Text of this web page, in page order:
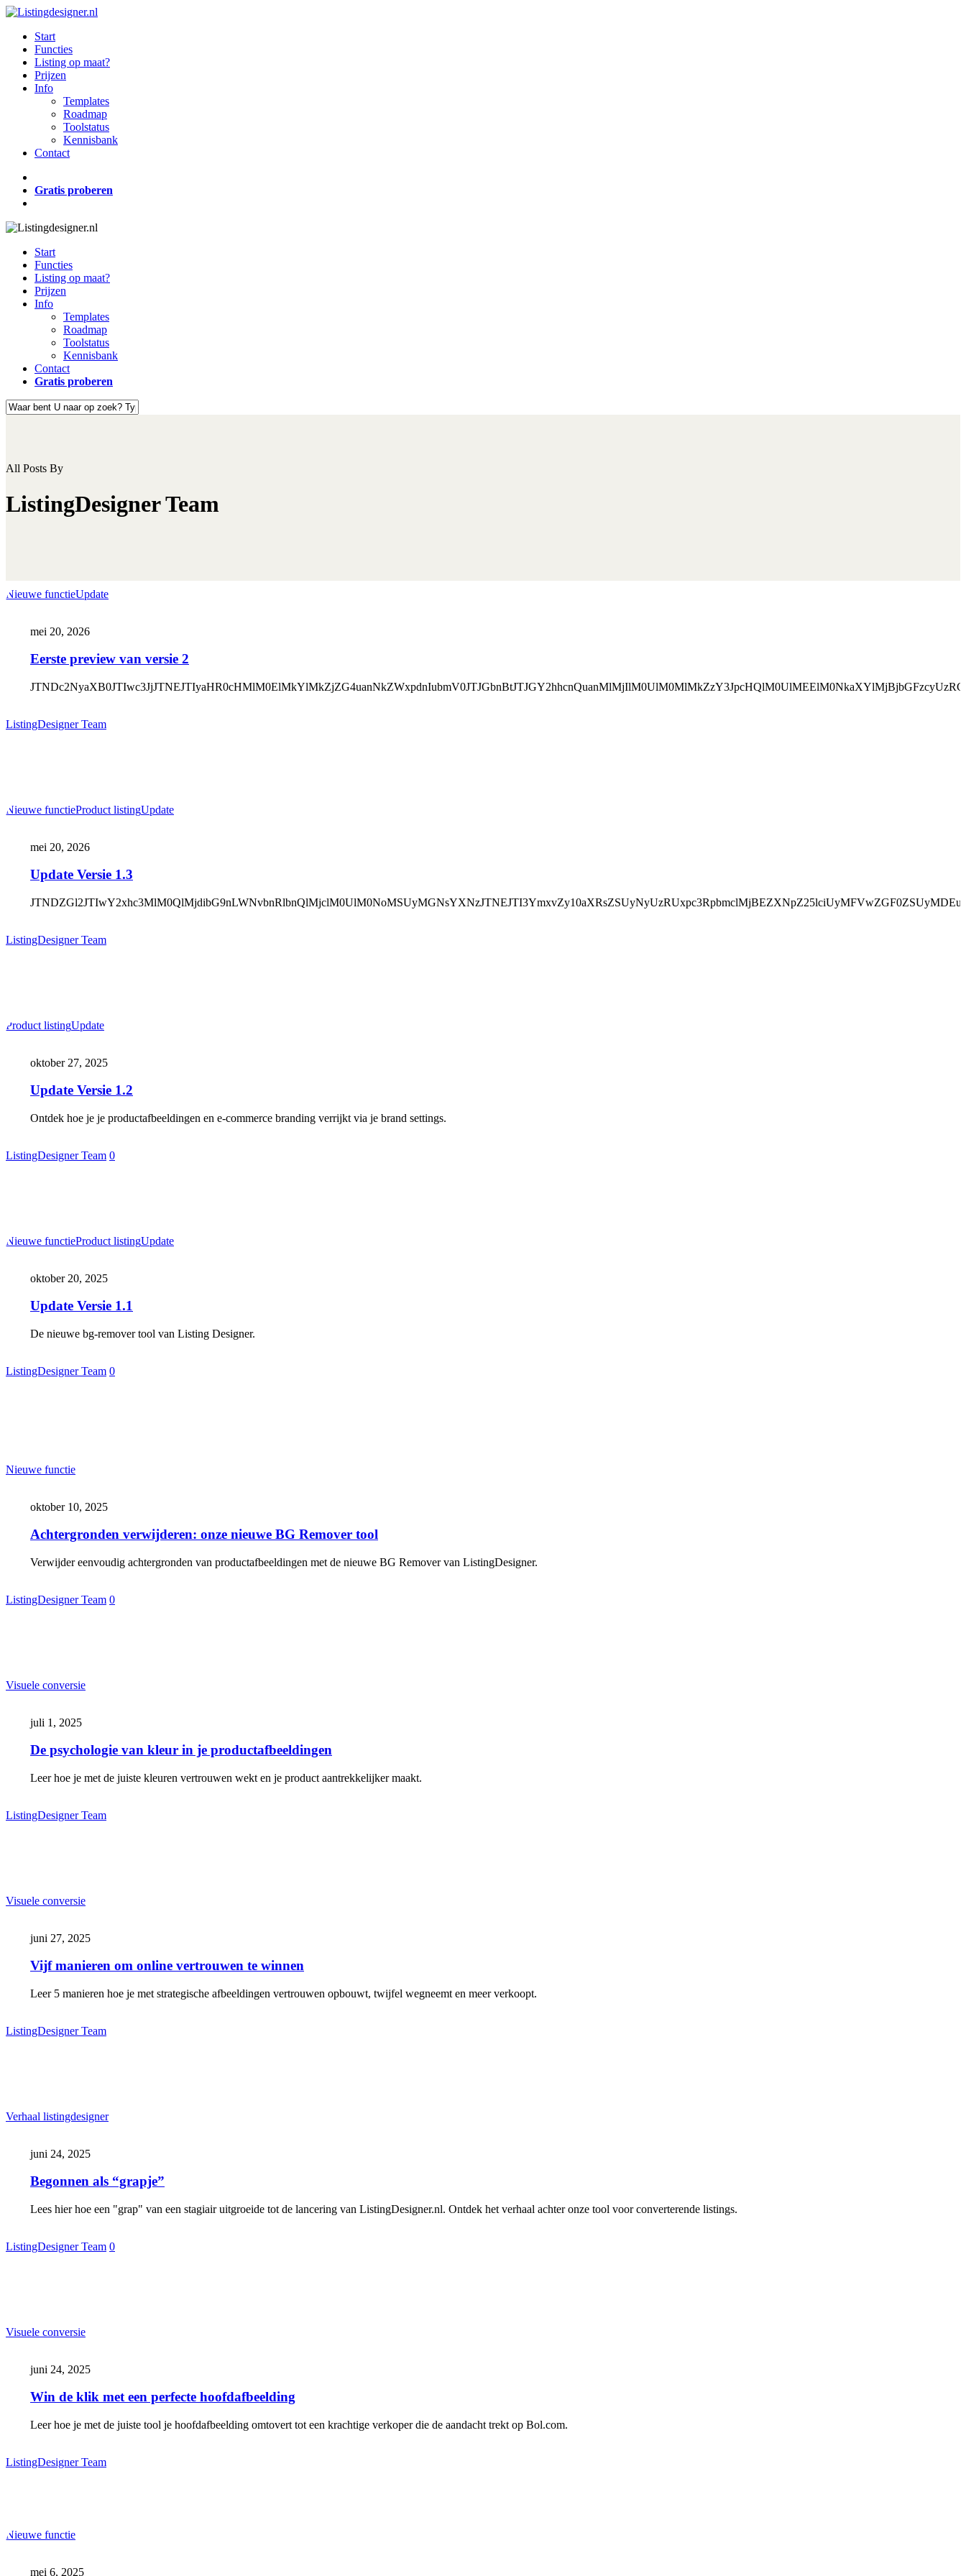
Skip
main
content
account
Menu
Start
Functies
Listing op maat?
Prijzen
Info
Templates
Roadmap
Toolstatus
Kennisbank
Contact
Gratis proberen
Start
Functies
Listing op maat?
Prijzen
Info
Templates
Roadmap
Toolstatus
Kennisbank
Contact
Gratis proberen
All Posts By
ListingDesigner Team
Eerste
versie
Nieuwe functieUpdate
mei 20, 2026
Eerste preview van versie 2
ListingDesigner Team
Update
Nieuwe functieProduct listingUpdate
mei 20, 2026
Update Versie 1.3
ListingDesigner Team
Update
Product listingUpdate
oktober 27, 2025
Update Versie 1.2
Ontdek hoe je je productafbeeldingen en e-commerce branding verrijkt via je brand settings.
ListingDesigner Team 0
Update
Nieuwe functieProduct listingUpdate
oktober 20, 2025
Update Versie 1.1
De nieuwe bg-remover tool van Listing Designer.
ListingDesigner Team 0
Achtergronden
nieuwe
Remover
Nieuwe functie
oktober 10, 2025
Achtergronden verwijderen: onze nieuwe BG Remover tool
Verwijder eenvoudig achtergronden van productafbeeldingen met de nieuwe BG Remover van ListingDesigner.
ListingDesigner Team 0
De
Visuele conversie
juli 1, 2025
De psychologie van kleur in je productafbeeldingen
Leer hoe je met de juiste kleuren vertrouwen wekt en je product aantrekkelijker maakt.
ListingDesigner Team
Vijf
online
Visuele conversie
juni 27, 2025
Vijf manieren om online vertrouwen te winnen
Leer 5 manieren hoe je met strategische afbeeldingen vertrouwen opbouwt, twijfel wegneemt en meer verkoopt.
ListingDesigner Team
Begonnen
Verhaal listingdesigner
juni 24, 2025
Begonnen als “grapje”
Lees hier hoe een "grap" van een stagiair uitgroeide tot de lancering van ListingDesigner.nl. Ontdek het verhaal achter onze tool voor converterende listings.
ListingDesigner Team 0
Win
perfecte
Visuele conversie
juni 24, 2025
Win de klik met een perfecte hoofdafbeelding
Leer hoe je met de juiste tool je hoofdafbeelding omtovert tot een krachtige verkoper die de aandacht trekt op Bol.com.
ListingDesigner Team
Nieuwe
Nieuwe functie
mei 6, 2025